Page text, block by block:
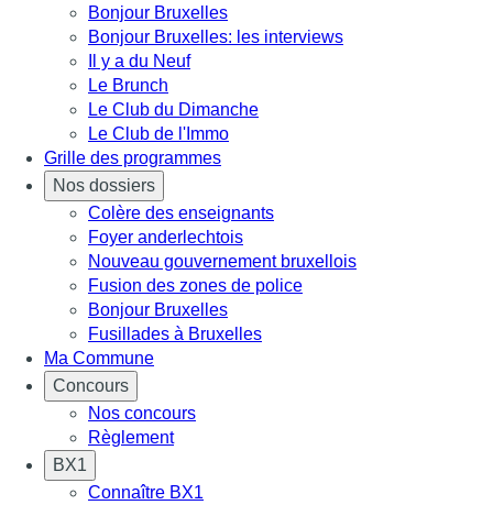
Bonjour Bruxelles
Bonjour Bruxelles: les interviews
Il y a du Neuf
Le Brunch
Le Club du Dimanche
Le Club de l'Immo
Grille des programmes
Nos dossiers
Colère des enseignants
Foyer anderlechtois
Nouveau gouvernement bruxellois
Fusion des zones de police
Bonjour Bruxelles
Fusillades à Bruxelles
Ma Commune
Concours
Nos concours
Règlement
BX1
Connaître BX1